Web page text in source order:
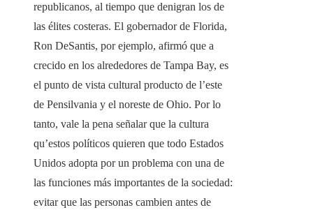
republicanos, al tiempo que denigran los de
las élites costeras. El gobernador de Florida,
Ron DeSantis, por ejemplo, afirmó que a
crecido en los alrededores de Tampa Bay, es
el punto de vista cultural producto de l’este
de Pensilvania y el noreste de Ohio. Por lo
tanto, vale la pena señalar que la cultura
qu’estos políticos quieren que todo Estados
Unidos adopta por un problema con una de
las funciones más importantes de la sociedad:
evitar que las personas cambien antes de